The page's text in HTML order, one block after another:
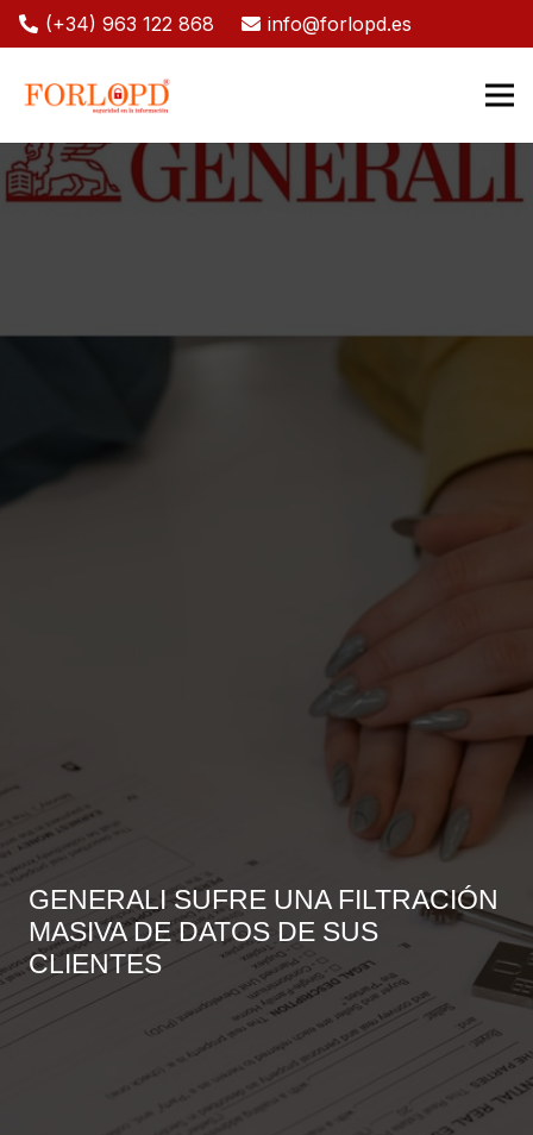
(+34) 963 122 868 info@forlopd.es
GENERALI SUFRE UNA FILTRACIÓN
MASIVA DE DATOS DE SUS
CLIENTES